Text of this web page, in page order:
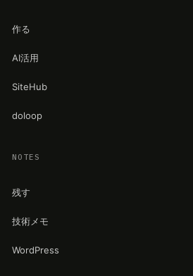
作る
AI活用
SiteHub
doloop
NOTES
残す
技術メモ
WordPress